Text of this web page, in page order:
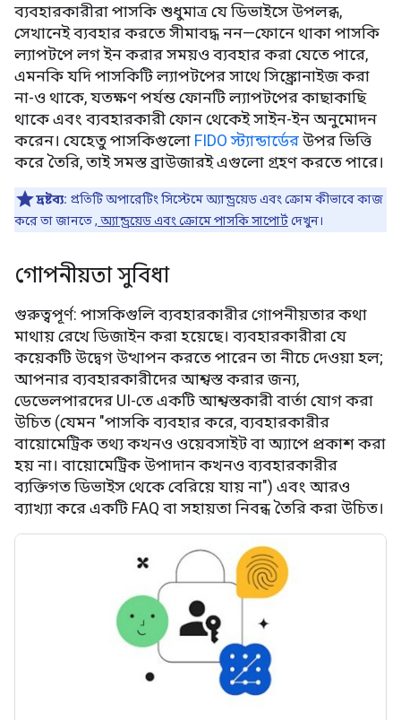
ব্যবহারকারীরা পাসকি শুধুমাত্র যে ডিভাইসে উপলব্ধ,
সেখানেই ব্যবহার করতে সীমাবদ্ধ নন—ফোনে থাকা পাসকি
ল্যাপটপে লগ ইন করার সময়ও ব্যবহার করা যেতে পারে,
এমনকি যদি পাসকিটি ল্যাপটপের সাথে সিঙ্ক্রোনাইজ করা
না-ও থাকে, যতক্ষণ পর্যন্ত ফোনটি ল্যাপটপের কাছাকাছি
থাকে এবং ব্যবহারকারী ফোন থেকেই সাইন-ইন অনুমোদন
করেন। যেহেতু পাসকিগুলো FIDO স্ট্যান্ডার্ডেরউপর ভিত্তি
করে তৈরি, তাই সমস্ত ব্রাউজারই এগুলো গ্রহণ করতে পারে।
দ্রষ্টব্য: প্রতিটি অপারেটিং সিস্টেমে অ্যান্ড্রয়েড এবং ক্রোম কীভাবে কাজ
করে তা জানতে, অ্যান্ড্রয়েড এবং ক্রোমে পাসকি সাপোর্টদেখুন।
গোপনীয়তা সুবিধা
গুরুত্বপূর্ণ: পাসকিগুলি ব্যবহারকারীর গোপনীয়তার কথা
মাথায় রেখে ডিজাইন করা হয়েছে। ব্যবহারকারীরা যে
কয়েকটি উদ্বেগ উত্থাপন করতে পারেন তা নীচে দেওয়া হল;
আপনার ব্যবহারকারীদের আশ্বস্ত করার জন্য,
ডেভেলপারদের UI-তে একটি আশ্বস্তকারী বার্তা যোগ করা
উচিত (যেমন "পাসকি ব্যবহার করে, ব্যবহারকারীর
বায়োমেট্রিক তথ্য কখনও ওয়েবসাইট বা অ্যাপে প্রকাশ করা
হয় না। বায়োমেট্রিক উপাদান কখনও ব্যবহারকারীর
ব্যক্তিগত ডিভাইস থেকে বেরিয়ে যায় না") এবং আরও
ব্যাখ্যা করে একটি FAQ বা সহায়তা নিবন্ধ তৈরি করা উচিত।